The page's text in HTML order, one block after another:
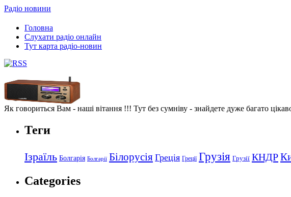
Радіо новини
Головна
Слухати радіо онлайн
Тут карта радіо-новин
Як говориться Вам - наші вітання !!! Тут без сумніву - знайдете дуже багато
Теги
Ізраїль Болгарія Болгарії Білорусія Греція Греції Грузія Грузії КНДР
Categories